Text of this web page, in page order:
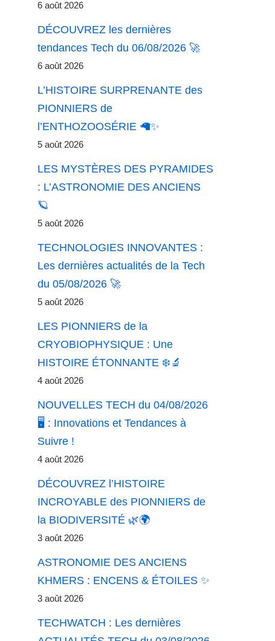
6 août 2026
DÉCOUVREZ les dernières
tendances Tech du 06/08/2026 🚀
6 août 2026
L’HISTOIRE SURPRENANTE des
PIONNIERS de
l’ENTHOZOOSÉRIE 🦙✨
5 août 2026
LES MYSTÈRES DES PYRAMIDES
: L’ASTRONOMIE DES ANCIENS
🪐
5 août 2026
TECHNOLOGIES INNOVANTES :
Les dernières actualités de la Tech
du 05/08/2026 🚀
5 août 2026
LES PIONNIERS de la
CRYOBIOPHYSIQUE : Une
HISTOIRE ÉTONNANTE ❄️🔬
4 août 2026
NOUVELLES TECH du 04/08/2026
🖥️ : Innovations et Tendances à
Suivre !
4 août 2026
DÉCOUVREZ l’HISTOIRE
INCROYABLE des PIONNIERS de
la BIODIVERSITÉ 🌿🌍
3 août 2026
ASTRONOMIE DES ANCIENS
KHMERS : ENCENS & ÉTOILES ✨
3 août 2026
TECHWATCH : Les dernières